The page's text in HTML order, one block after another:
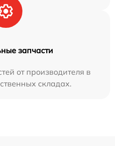
запчасти
от производителя в
складах.